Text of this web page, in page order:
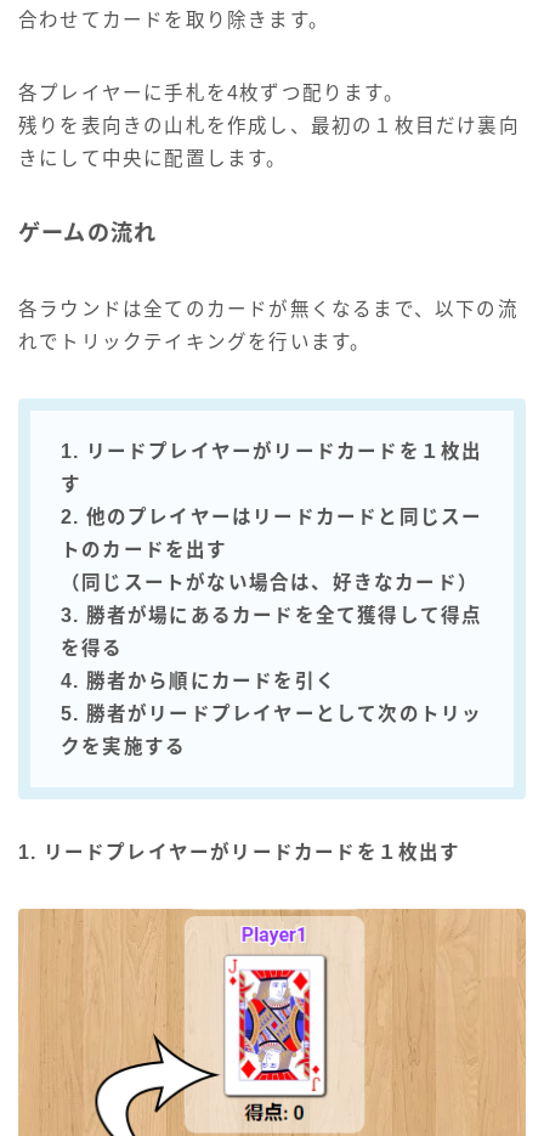
合わせてカードを取り除きます。
各プレイヤーに手札を4枚ずつ配ります。
残りを表向きの山札を作成し、最初の１枚目だけ裏向
きにして中央に配置します。
ゲームの流れ
各ラウンドは全てのカードが無くなるまで、以下の流
れでトリックテイキングを行います。
1. リードプレイヤーがリードカードを１枚出
す
2. 他のプレイヤーはリードカードと同じスー
トのカードを出す
（同じスートがない場合は、好きなカード）
3. 勝者が場にあるカードを全て獲得して得点
を得る
4. 勝者から順にカードを引く
5. 勝者がリードプレイヤーとして次のトリッ
クを実施する
1. リードプレイヤーがリードカードを１枚出す